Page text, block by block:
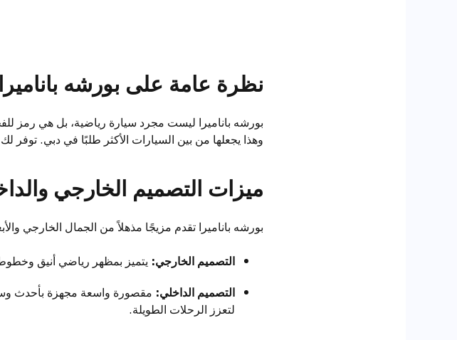
نظرة عامة على بورشه باناميرا
بورشه باناميرا ليست مجرد سيارة رياضية، بل هي رمز
وهذا يجعلها من بين السيارات الأكثر طلبًا في دبي. توفر
ميزات التصميم الخارجي
بورشه باناميرا تقدم مزيجًا مذهلاً من الجمال الخارجي
التصميم الخارجي: يتميز بمظهر رياضي أنيق
التصميم الداخلي: مقصورة واسعة مجهزة بأحدث
لتعزز الرحلات الطويلة.